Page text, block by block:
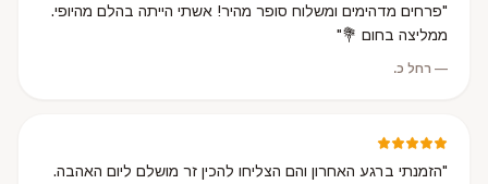
"פרחים מדהימים ומשלוח סופר מהיר! אשתי הייתה בהלם מהיופי.
ממליצה בחום 💐"
— רחל כ.
"הזמנתי ברגע האחרון והם הצליחו להכין זר מושלם ליום האהבה.